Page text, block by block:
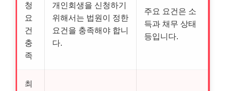
청
요
건
충
족
개인회생을 신청하기
위해서는 법원이 정한
요건을 충족해야 합니
다.
주요 요건은 소
득과 채무 상태
등입니다.
최